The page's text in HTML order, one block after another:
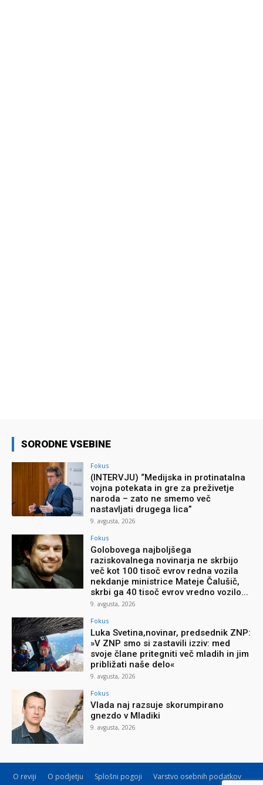
SORODNE VSEBINE
Fokus
(INTERVJU) “Medijska in protinatalna
vojna potekata in gre za preživetje
naroda – zato ne smemo več
nastavljati drugega lica”
9. avgusta, 2026
Fokus
Golobovega najboljšega
raziskovalnega novinarja ne skrbijo
več kot 100 tisoč evrov redna vozila
nekdanje ministrice Mateje Čalušič,
skrbi ga 40 tisoč evrov vredno vozilo...
9. avgusta, 2026
Fokus
Luka Svetina,novinar, predsednik ZNP:
»V ZNP smo si zastavili izziv: med
svoje člane pritegniti več mladih in jim
približati naše delo«
9. avgusta, 2026
Fokus
Vlada naj razsuje skorumpirano
gnezdo v Mladiki
9. avgusta, 2026
O reviji O podjetju Splošni pogoji
Varstvo osebnih podatkov